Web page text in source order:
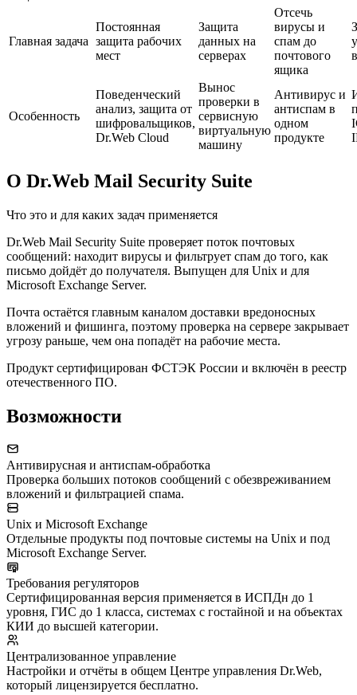
Главная задача
Постоянная
защита рабочих
мест
Защита
данных на
серверах
Отсечь
вирусы и
спам до
почтового
ящика
Особенность
Поведенческий
анализ, защита от
шифровальщиков,
Dr.Web Cloud
Вынос
проверки в
сервисную
виртуальную
машину
Антивирус и
антиспам в
одном
продукте
О Dr.Web Mail Security Suite
Что это и для каких задач применяется
Dr.Web Mail Security Suite проверяет поток почтовых
сообщений: находит вирусы и фильтрует спам до того, как
письмо дойдёт до получателя. Выпущен для Unix и для
Microsoft Exchange Server.
Почта остаётся главным каналом доставки вредоносных
вложений и фишинга, поэтому проверка на сервере закрывает
угрозу раньше, чем она попадёт на рабочие места.
Продукт сертифицирован ФСТЭК России и включён в реестр
отечественного ПО.
Возможности
Антивирусная и антиспам-обработка
Проверка больших потоков сообщений с обезвреживанием
вложений и фильтрацией спама.
Unix и Microsoft Exchange
Отдельные продукты под почтовые системы на Unix и под
Microsoft Exchange Server.
Требования регуляторов
Сертифицированная версия применяется в ИСПДн до 1
уровня, ГИС до 1 класса, системах с гостайной и на объектах
КИИ до высшей категории.
Централизованное управление
Настройки и отчёты в общем Центре управления Dr.Web,
который лицензируется бесплатно.